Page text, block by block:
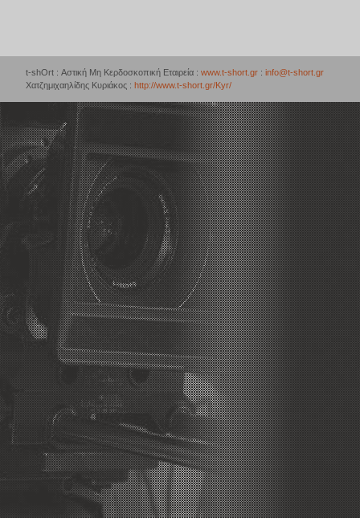
t-shOrt : Αστική Μη Κερδοσκοπική Εταιρεία : www.t-short.gr : info@t-short.gr
Χατζημιχαηλίδης Κυριάκος : http://www.t-short.gr/Kyr/